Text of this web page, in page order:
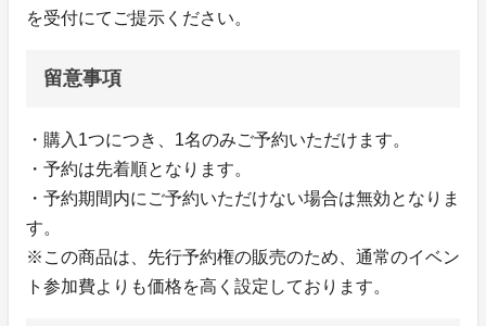
を受付にてご提示ください。
留意事項
・購入1つにつき、1名のみご予約いただけます。
・予約は先着順となります。
・予約期間内にご予約いただけない場合は無効となりま
す。
※この商品は、先行予約権の販売のため、通常のイベン
ト参加費よりも価格を高く設定しております。